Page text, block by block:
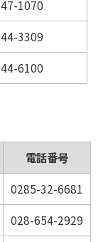
47-1070
44-3309
44-6100
電話番号
0285-32-6681
028-654-2929